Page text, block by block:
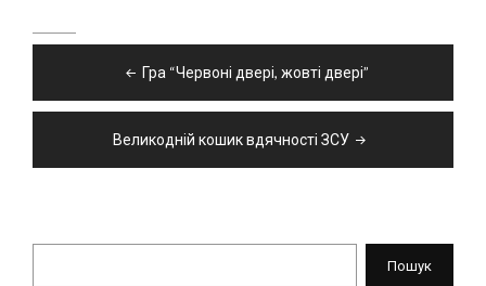
Гра “Червоні двері, жовті двері”
Великодній кошик вдячності ЗСУ
Пошук